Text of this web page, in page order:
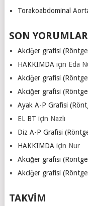
Torakoabdominal
SON YORUMLAR
Akciğer grafisi
HAKKIMDA için Eda
Akciğer grafisi
Akciğer grafisi
Ayak A-P Grafisi
EL BT için Nazlı
Diz A-P Grafisi
HAKKIMDA için Nur
Akciğer grafisi
Akciğer grafisi
TAKVIM